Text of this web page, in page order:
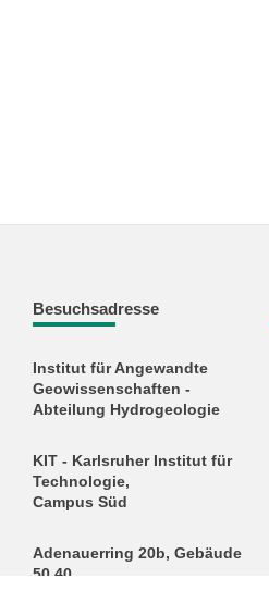
Besuchsadresse
Institut für Angewandte
Geowissenschaften -
Abteilung Hydrogeologie
KIT - Karlsruher Institut für
Technologie,
Campus Süd
Adenauerring 20b, Gebäude
50.40